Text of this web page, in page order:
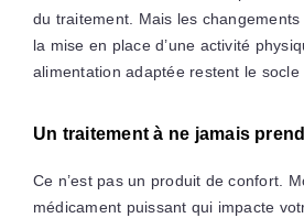
du traitement. Mais les
la mise en place d’une activité
alimentation adaptée restent le socle
Un traitement à ne jamais
Ce n’est pas un produit de confort.
médicament puissant qui impacte